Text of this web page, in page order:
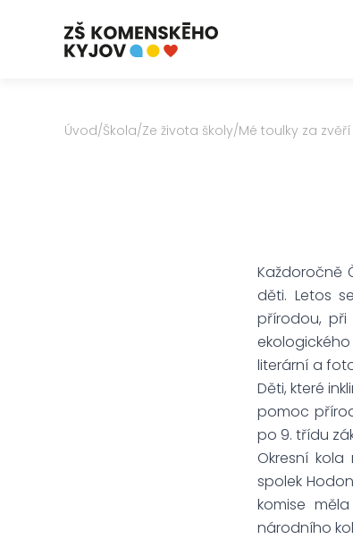
Úvod/Škola/Ze života školy/Mé toulky za zvěří
Každoročně
děti. Letos
přírodou,
literární a
Děti, které
pomoc
po 9. třídu
Okresní
spolek
komise
národního